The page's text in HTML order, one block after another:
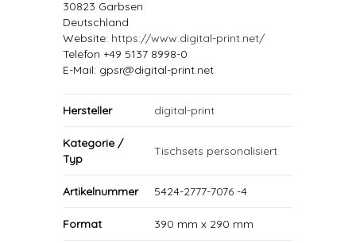
30823 Garbsen
Deutschland
Website: https://www.digital-print.net/
Telefon +49 5137 8998-0
E-Mail: gpsr@digital-print.net
Hersteller digital-print
Kategorie /
Typ
Tischsets personalisiert
Artikelnummer 5424-2777-7076 -4
Format 390 mm x 290 mm